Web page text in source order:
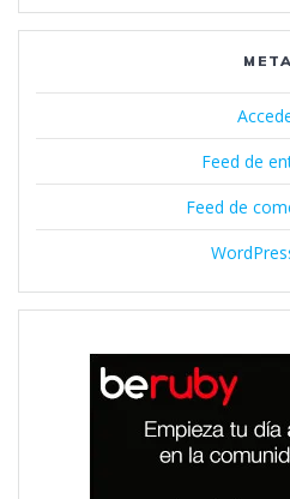
META
Feed de
Feed de